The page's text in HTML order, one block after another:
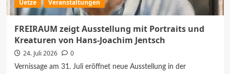
aus,
neuer
ist
der
12.
Uetze Veranstaltungen
FREIRAUM zeigt Ausstellung mit Portraits und
Kreaturen von Hans-Joachim Jentsch
24. Juli 2026 0
Vernissage am 31. Juli eröffnet neue Ausstellung in der